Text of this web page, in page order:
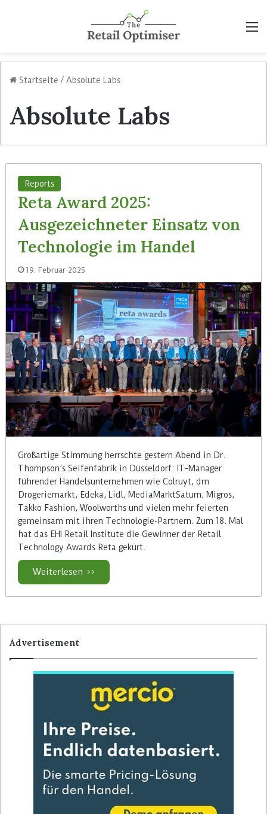
Startseite / Absolute Labs
Absolute Labs
Reports
Reta Award 2025:
Ausgezeichneter Einsatz von
Technologie im Handel
19. Februar 2025
Großartige Stimmung herrschte gestern Abend in Dr.
Thompson’s Seifenfabrik in Düsseldorf: IT-Manager
führender Handelsunternehmen wie Colruyt, dm
Drogeriemarkt, Edeka, Lidl, MediaMarktSaturn, Migros,
Takko Fashion, Woolworths und vielen mehr feierten
gemeinsam mit ihren Technologie-Partnern. Zum 18. Mal
hat das EHI Retail Institute die Gewinner der Retail
Technology Awards Reta gekürt.
Weiterlesen >>
Advertisement